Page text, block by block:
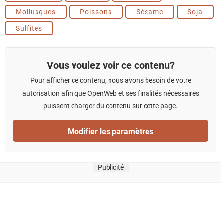
Mollusques
Poissons Sésame
Soja
Sulfites
Vous voulez voir ce contenu?
Pour afficher ce contenu, nous avons besoin de votre
autorisation afin que OpenWeb et ses finalités nécessaires
puissent charger du contenu sur cette page.
Modifier les paramètres
Publicité